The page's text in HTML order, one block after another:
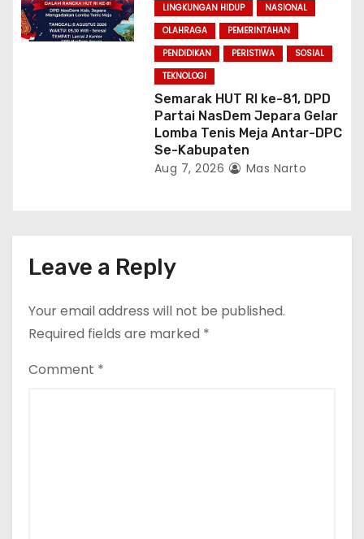
LINGKUNGAN HIDUP
NASIONAL
OLAHRAGA
PEMERINTAHAN
PENDIDIKAN
PERISTIWA
SOSIAL
TEKNOLOGI
Semarak HUT RI ke-81, DPD
Partai NasDem Jepara Gelar
Lomba Tenis Meja Antar-DPC
Se-Kabupaten
Aug 7, 2026 Mas Narto
Leave a Reply
Your email address will not be published.
Required fields are marked *
Comment *